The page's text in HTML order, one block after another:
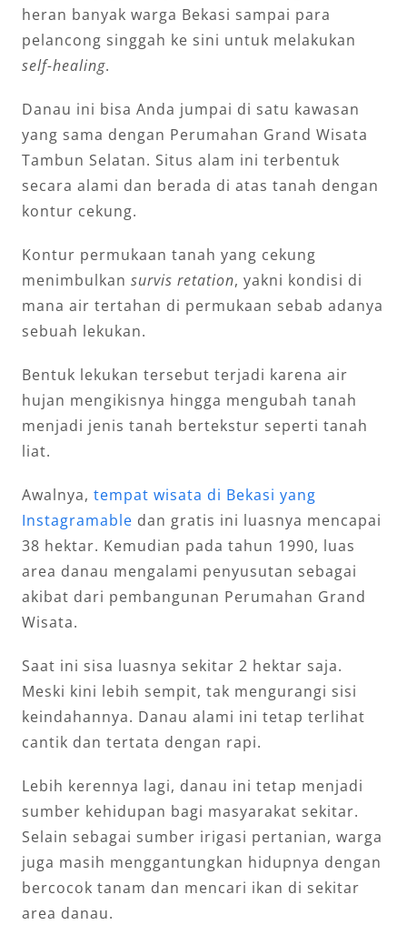
heran banyak warga Bekasi sampai para
pelancong singgah ke sini untuk melakukan
self-healing.
Danau ini bisa Anda jumpai di satu kawasan
yang sama dengan Perumahan Grand Wisata
Tambun Selatan. Situs alam ini terbentuk
secara alami dan berada di atas tanah dengan
kontur cekung.
Kontur permukaan tanah yang cekung
menimbulkan survis retation, yakni kondisi di
mana air tertahan di permukaan sebab adanya
sebuah lekukan.
Bentuk lekukan tersebut terjadi karena air
hujan mengikisnya hingga mengubah tanah
menjadi jenis tanah bertekstur seperti tanah
liat.
Awalnya, tempat wisata di Bekasi yang
Instagramable dan gratis ini luasnya mencapai
38 hektar. Kemudian pada tahun 1990, luas
area danau mengalami penyusutan sebagai
akibat dari pembangunan Perumahan Grand
Wisata.
Saat ini sisa luasnya sekitar 2 hektar saja.
Meski kini lebih sempit, tak mengurangi sisi
keindahannya. Danau alami ini tetap terlihat
cantik dan tertata dengan rapi.
Lebih kerennya lagi, danau ini tetap menjadi
sumber kehidupan bagi masyarakat sekitar.
Selain sebagai sumber irigasi pertanian, warga
juga masih menggantungkan hidupnya dengan
bercocok tanam dan mencari ikan di sekitar
area danau.